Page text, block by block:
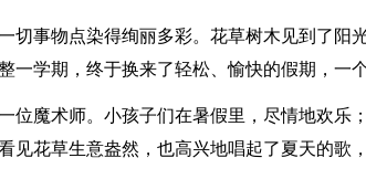
切事物点染得绚丽多彩。花草树木见到了阳
一学期，终于换来了轻松、愉快的假期，一
位魔术师。小孩子们在暑假里，尽情地欢乐
见花草生意盎然，也高兴地唱起了夏天的歌